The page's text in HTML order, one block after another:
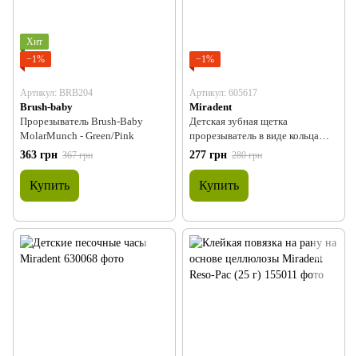
Хит
−1%
Артикул: BRB204
Brush-baby
Прорезыватель Brush-Baby
MolarMunch - Green/Pink
363 грн 367 грн
Купить
−1%
Артикул: 605617
Miradent
Детская зубная щетка
прорезыватель в виде кольца
Miradent Infant-O-Brush желтая
277 грн 280 грн
Купить